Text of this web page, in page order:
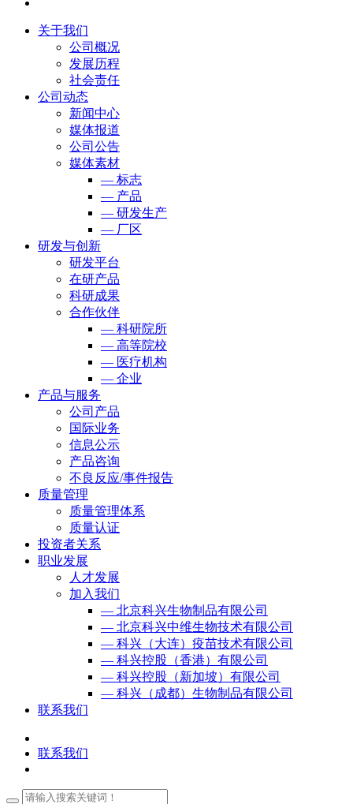
关于我们
公司概况
发展历程
社会责任
公司动态
新闻中心
媒体报道
公司公告
媒体素材
— 标志
— 产品
— 研发生产
— 厂区
研发与创新
研发平台
在研产品
科研成果
合作伙伴
— 科研院所
— 高等院校
— 医疗机构
— 企业
产品与服务
公司产品
国际业务
信息公示
产品咨询
不良反应/事件报告
质量管理
质量管理体系
质量认证
投资者关系
职业发展
人才发展
加入我们
— 北京科兴生物制品有限公司
— 北京科兴中维生物技术有限公司
— 科兴（大连）疫苗技术有限公司
— 科兴控股（香港）有限公司
— 科兴控股（新加坡）有限公司
— 科兴（成都）生物制品有限公司
联系我们
联系我们